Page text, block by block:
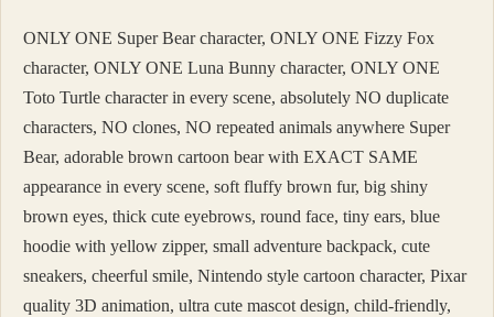
ONLY ONE Super Bear character, ONLY ONE Fizzy Fox
character, ONLY ONE Luna Bunny character, ONLY ONE
Toto Turtle character in every scene, absolutely NO duplicate
characters, NO clones, NO repeated animals anywhere Super
Bear, adorable brown cartoon bear with EXACT SAME
appearance in every scene, soft fluffy brown fur, big shiny
brown eyes, thick cute eyebrows, round face, tiny ears, blue
hoodie with yellow zipper, small adventure backpack, cute
sneakers, cheerful smile, Nintendo style cartoon character, Pixar
quality 3D animation, ultra cute mascot design, child-friendly,